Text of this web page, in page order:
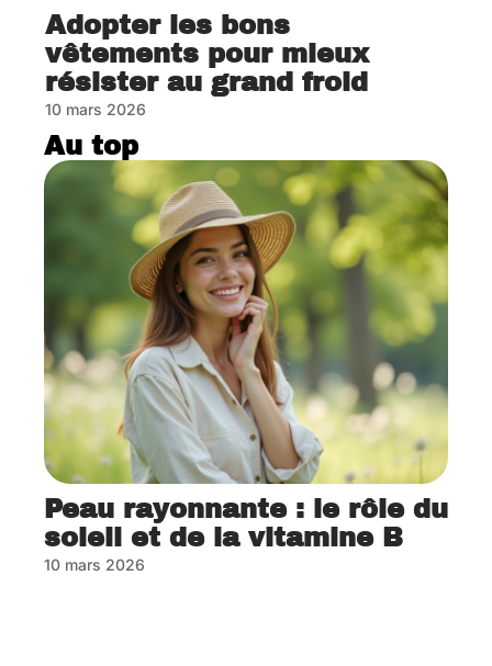
Adopter les bons
vêtements pour mieux
résister au grand froid
10 mars 2026
Au top
Peau rayonnante : le rôle du
soleil et de la vitamine B
10 mars 2026